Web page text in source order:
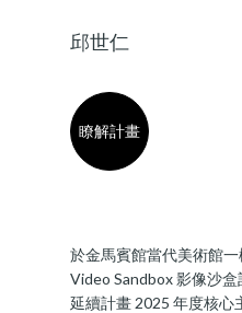
邱世仁
瞭解計畫
於金馬賓館當代美術館
Video Sandbox 影像沙
延續計畫 2025 年度核心